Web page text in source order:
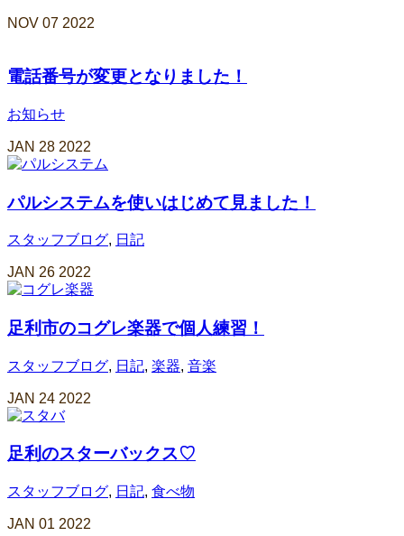
NOV 07 2022
電話番号が変更となりました！
お知らせ
JAN 28 2022
パルシステムを使いはじめて見ました！
スタッフブログ, 日記
JAN 26 2022
足利市のコグレ楽器で個人練習！
スタッフブログ, 日記, 楽器, 音楽
JAN 24 2022
足利のスターバックス♡
スタッフブログ, 日記, 食べ物
JAN 01 2022